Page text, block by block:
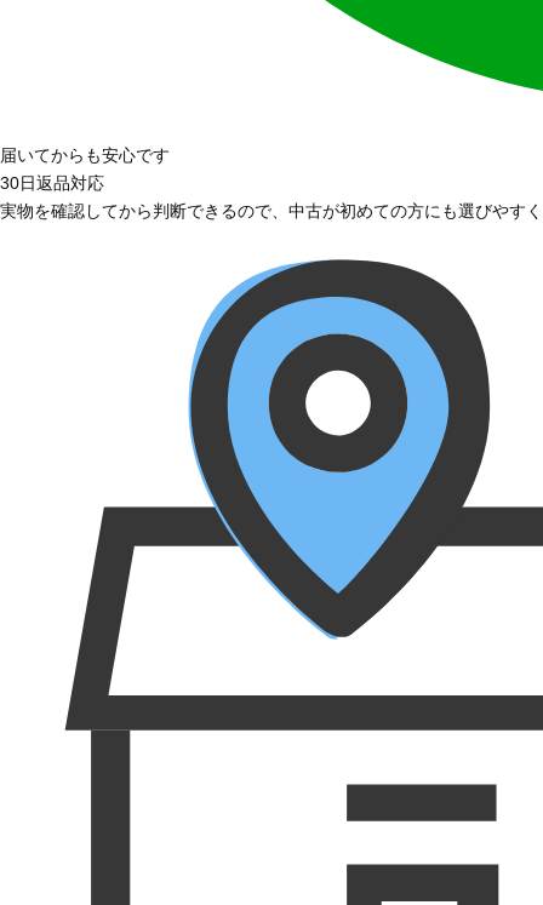
届いてからも安心です
30日返品対応
実物を確認してから判断できるので、中古が初めての方にも選びやす